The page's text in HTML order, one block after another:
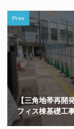
Prev
【三角地帯再開
フィス棟基礎工